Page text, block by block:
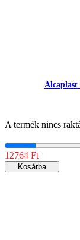
Alcaplast
A termék nincs
12764 Ft
Kosárba